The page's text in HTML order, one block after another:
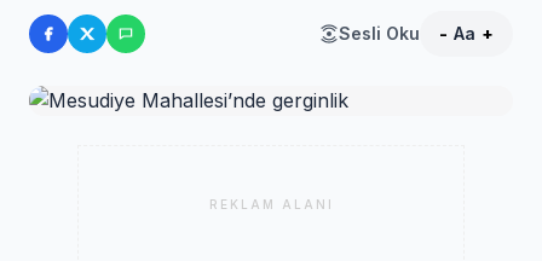
Sesli Oku - Aa +
REKLAM ALANI